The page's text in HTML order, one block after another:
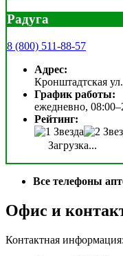
Радуга
8 (800) 511-88-57
Адрес:
Кронштадтская
График работы:
ежедневно,
Рейтинг:
Загрузка...
Все телефоны
Офис и
Контактная информация: